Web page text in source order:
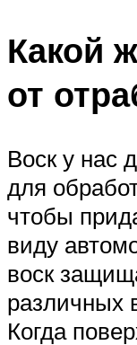
Какой
от
Воск у нас
для
чтобы
виду
воск
различных
Когда